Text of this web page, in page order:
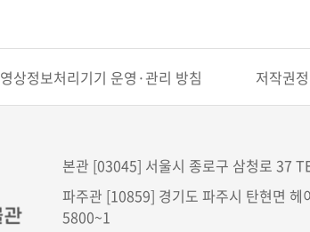
영상정보처리기기 운영·관리 방침 저작권
본관 [03045] 서울시 종로구 삼청로 37
파주관 [10859] 경기도 파주시 탄현면
5800~1